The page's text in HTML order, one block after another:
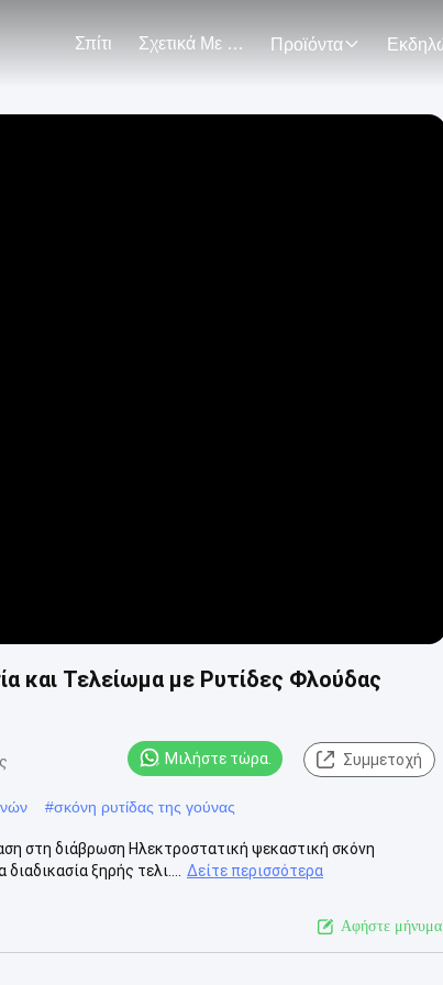
Σπίτι Σχετικά Με Εμάς Προϊόντα
και Τελείωμα με Ρυτίδες Φλούδας
Μιλήστε τώρα. Συμμετοχή
#σκόνη ρυτίδας της γούνας
στη διάβρωση Ηλεκτροστατική ψεκαστική σκόνη
ξηρής τελι....
Δείτε περισσότερα
Αφήστε μήνυμα.